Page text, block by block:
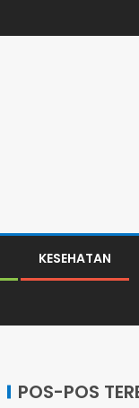
KESEHATAN
POS-POS